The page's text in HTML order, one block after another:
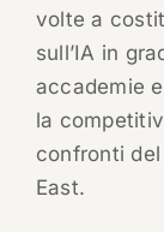
volte a
sull’IA in
accademie
la
confronti
East.